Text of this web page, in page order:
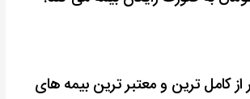
از کامل ترین و معتبر ترین بیمه های